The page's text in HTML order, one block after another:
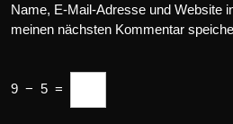
Name, E-Mail-Adresse und Website
meinen nächsten Kommentar
9 − 5 =